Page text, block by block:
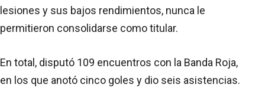
lesiones y sus bajos rendimientos, nunca le
permitieron consolidarse como titular.
En total, disputó 109 encuentros con la Banda Roja,
en los que anotó cinco goles y dio seis asistencias.